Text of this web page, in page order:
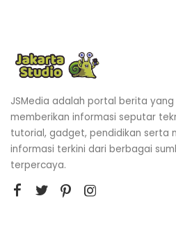
JSMedia adalah portal berita yang
memberikan informasi seputar
tutorial, gadget, pendidikan serta
informasi terkini dari berbagai
terpercaya.